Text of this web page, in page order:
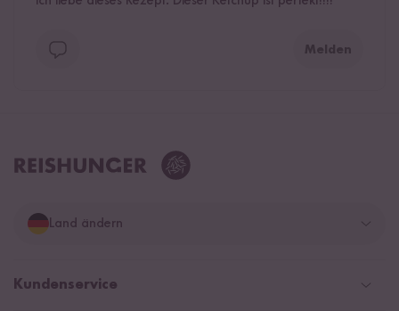
Melden
Land ändern
Deutschland
Kundenservice